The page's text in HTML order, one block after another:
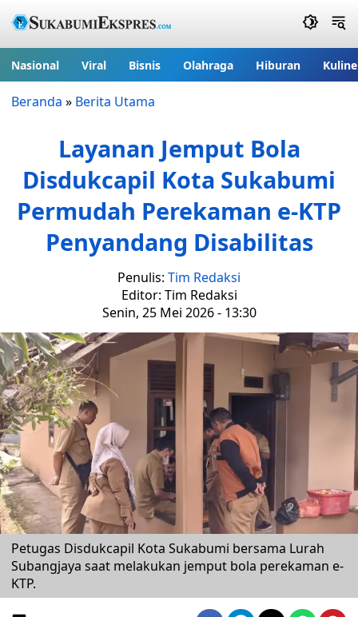
Nasional Viral Bisnis Olahraga Hiburan
Beranda » Berita Utama
Layanan Jemput Bola
Disdukcapil Kota Sukabumi
Permudah Perekaman e-KTP
Penyandang Disabilitas
Penulis: Tim Redaksi
Editor: Tim Redaksi
Senin, 25 Mei 2026 - 13:30
Petugas Disdukcapil Kota Sukabumi bersama Lurah
Subangjaya saat melakukan jemput bola perekaman e-
KTP.